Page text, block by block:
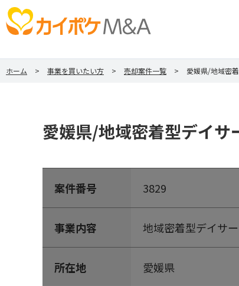
ホーム 事業を買いたい方 売却案件一覧 愛媛県/地域密
愛媛県/地域密着型デイ
案件番号 3829
事業内容 地域密着型デイサ
所在地 愛媛県